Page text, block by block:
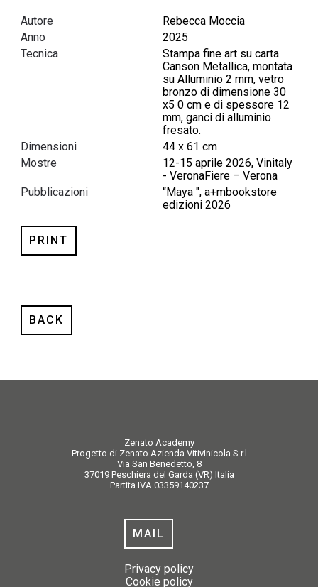
Autore
Rebecca Moccia
Anno
2025
Tecnica
Stampa fine art su carta
Canson Metallica, montata
su Alluminio 2 mm, vetro
bronzo di dimensione 30
x5 0 cm e di spessore 12
mm, ganci di alluminio
fresato.
Dimensioni
44 x 61 cm
Mostre
12-15 aprile 2026, Vinitaly
- VeronaFiere – Verona
Pubblicazioni
“Maya ", a+mbookstore
edizioni 2026
PRINT
BACK
Zenato Academy
Progetto di Zenato Azienda Vitivinicola S.r.l
Via San Benedetto, 8
37019 Peschiera del Garda (VR) Italia
Partita IVA 03359140237
MAIL
Privacy policy
Cookie policy